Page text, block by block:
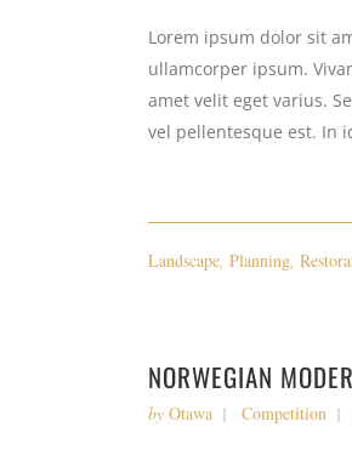
Lorem ipsum dolor sit
ullamcorper ipsum.
amet velit eget varius.
vel pellentesque est. In
Landscape, Planning,
NORWEGIAN
by Otawa Competition